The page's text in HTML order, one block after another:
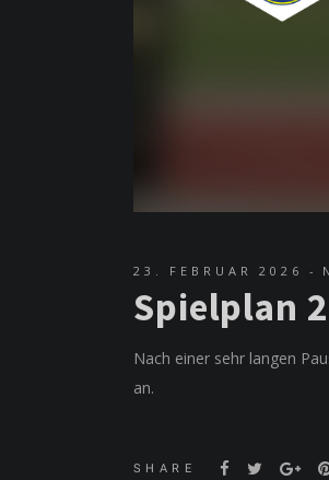
23. FEBRUAR 2026
Spielplan
Nach einer sehr langen
an.
SHARE